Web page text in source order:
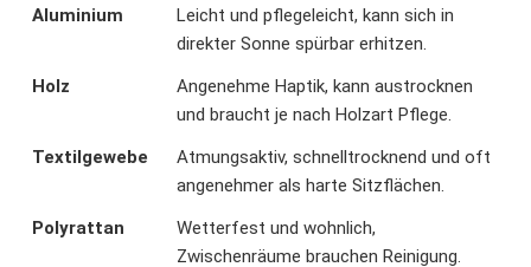
Aluminium
Leicht und pflegeleicht, kann sich in
direkter Sonne spürbar erhitzen.
Holz
Angenehme Haptik, kann austrocknen
und braucht je nach Holzart Pflege.
Textilgewebe
Atmungsaktiv, schnelltrocknend und oft
angenehmer als harte Sitzflächen.
Polyrattan
Wetterfest und wohnlich,
Zwischenräume brauchen Reinigung.